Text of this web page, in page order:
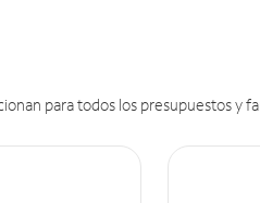
para todos los presupuestos y